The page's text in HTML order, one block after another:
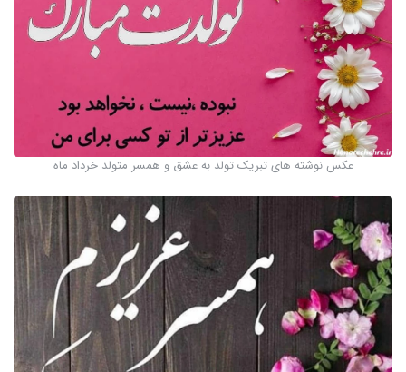
عکس نوشته های تبریک تولد به عشق و همسر متولد خرداد ماه